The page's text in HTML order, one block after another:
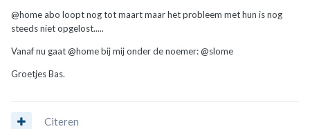
@home abo loopt nog tot maart maar het probleem met hun is nog
steeds niet opgelost.....
Vanaf nu gaat @home bij mij onder de noemer: @slome
Groetjes Bas.
Citeren